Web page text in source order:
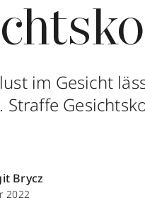
im Gesicht
Straffe
Brycz
2022